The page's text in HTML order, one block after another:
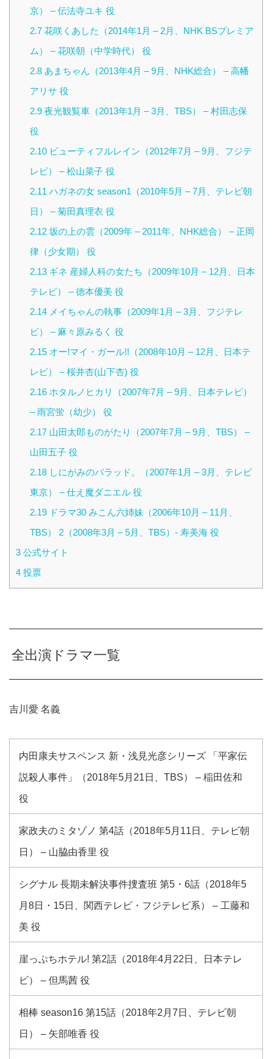
京） – 伝法寺ユキ 役
2.7花咲くあした（2014年1月 – 2月、NHK BSプレミア
ム） – 花咲朝（中学時代） 役
2.8あまちゃん（2013年4月 – 9月、NHK総合） – 高幡
アリサ 役
2.9夜光観覧車（2013年1月 – 3月、TBS） – 村田志保
役
2.10ビューティフルレイン（2012年7月 – 9月、フジテ
レビ） – 松山菜子 役
2.11 ハガネの女 season1（2010年5月 – 7月、テレビ朝
日） – 菊田真理衣 役
2.12坂の上の雲（2009年 – 2011年、NHK総合） – 正岡
律（少女期） 役
2.13ギネ 産婦人科の女たち（2009年10月 – 12月、日本
テレビ） – 徳本優美 役
2.14メイちゃんの執事（2009年1月 – 3月、フジテレ
ビ） – 麻々原みるく 役
2.15オー!マイ・ガール!!（2008年10月 – 12月、日本テ
レビ） – 桜井杏(山下杏) 役
2.16ホタルノヒカリ（2007年7月 – 9月、日本テレビ）
– 雨宮蛍（幼少） 役
2.17山田太郎ものがたり（2007年7月 – 9月、TBS） –
山田五子 役
2.18しにがみのバラッド。（2007年1月 – 3月、テレビ
東京） – 仕え魔ダニエル 役
2.19ドラマ30 みこん六姉妹（2006年10月 – 11月、
TBS） 2（2008年3月 – 5月、TBS）- 寿美海 役
3 公式サイト
4 投票
全出演ドラマ一覧
吉川愛 名義
内田康夫サスペンス 新・浅見光彦シリーズ 「平家伝
説殺人事件」（2018年5月21日、TBS） – 稲田佐和
役
家政夫のミタゾノ 第4話（2018年5月11日、テレビ朝
日） – 山脇由香里 役
シグナル 長期未解決事件捜査班 第5・6話（2018年5
月8日・15日、関西テレビ・フジテレビ系） – 工藤和
美 役
崖っぷちホテル! 第2話（2018年4月22日、日本テレ
ビ） – 但馬茜 役
相棒 season16 第15話（2018年2月7日、テレビ朝
日） – 矢部唯香 役